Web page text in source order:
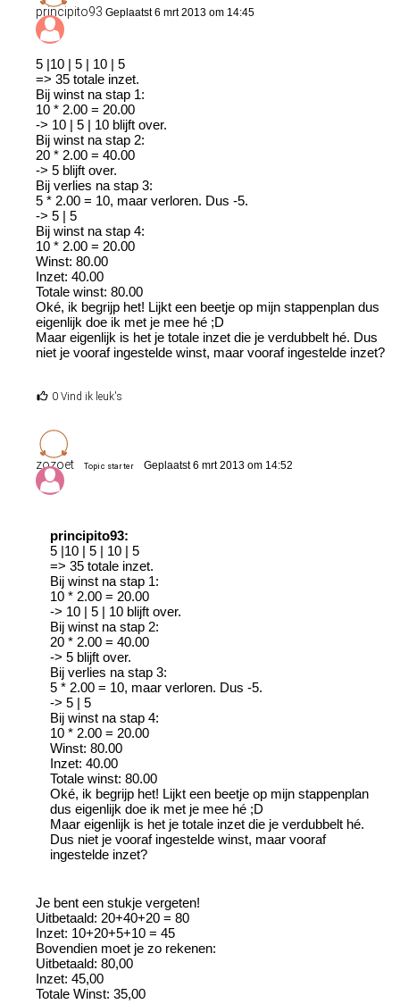
principito93 Geplaatst 6 mrt 2013 om 14:45
5 |10 | 5 | 10 | 5
=> 35 totale inzet.
Bij winst na stap 1:
10 * 2.00 = 20.00
-> 10 | 5 | 10 blijft over.
Bij winst na stap 2:
20 * 2.00 = 40.00
-> 5 blijft over.
Bij verlies na stap 3:
5 * 2.00 = 10, maar verloren. Dus -5.
-> 5 | 5
Bij winst na stap 4:
10 * 2.00 = 20.00
Winst: 80.00
Inzet: 40.00
Totale winst: 80.00
Oké, ik begrijp het! Lijkt een beetje op mijn stappenplan dus
eigenlijk doe ik met je mee hé ;D
Maar eigenlijk is het je totale inzet die je verdubbelt hé. Dus
niet je vooraf ingestelde winst, maar vooraf ingestelde inzet?
0 Vind ik leuk's
zozoet Topic starter Geplaatst 6 mrt 2013 om 14:52
principito93:
5 |10 | 5 | 10 | 5
=> 35 totale inzet.
Bij winst na stap 1:
10 * 2.00 = 20.00
-> 10 | 5 | 10 blijft over.
Bij winst na stap 2:
20 * 2.00 = 40.00
-> 5 blijft over.
Bij verlies na stap 3:
5 * 2.00 = 10, maar verloren. Dus -5.
-> 5 | 5
Bij winst na stap 4:
10 * 2.00 = 20.00
Winst: 80.00
Inzet: 40.00
Totale winst: 80.00
Oké, ik begrijp het! Lijkt een beetje op mijn stappenplan
dus eigenlijk doe ik met je mee hé ;D
Maar eigenlijk is het je totale inzet die je verdubbelt hé.
Dus niet je vooraf ingestelde winst, maar vooraf
ingestelde inzet?
Je bent een stukje vergeten!
Uitbetaald: 20+40+20 = 80
Inzet: 10+20+5+10 = 45
Bovendien moet je zo rekenen:
Uitbetaald: 80,00
Inzet: 45,00
Totale Winst: 35,00